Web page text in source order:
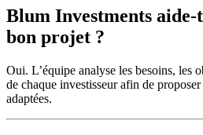
Blum Investments
bon projet ?
Oui. L’équipe analyse les besoins, les
de chaque investisseur afin de
adaptées.